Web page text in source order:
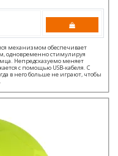
механизмом обеспечивает
одновременно стимулируя
Непредсказуемо меняет
с помощью USB-кабеля. С
в него больше не играют, чтобы